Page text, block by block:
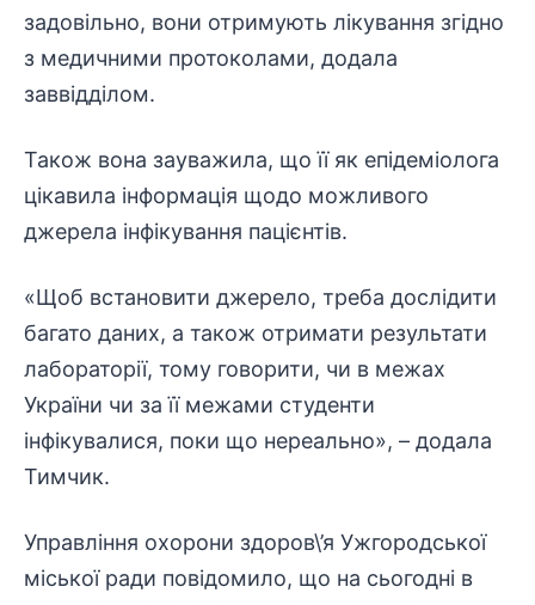
задовільно, вони отримують лікування згідно
з медичними протоколами, додала
заввідділом.
Також вона зауважила, що її як епідеміолога
цікавила інформація щодо можливого
джерела інфікування пацієнтів.
«Щоб встановити джерело, треба дослідити
багато даних, а також отримати результати
лабораторії, тому говорити, чи в межах
України чи за її межами студенти
інфікувалися, поки що нереально», – додала
Тимчик.
Управління охорони здоров\’я Ужгородської
міської ради повідомило, що на сьогодні в